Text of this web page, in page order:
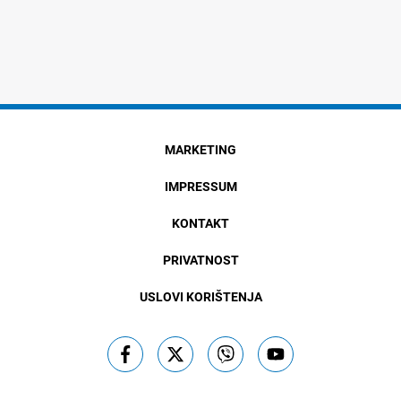
MARKETING
IMPRESSUM
KONTAKT
PRIVATNOST
USLOVI KORIŠTENJA